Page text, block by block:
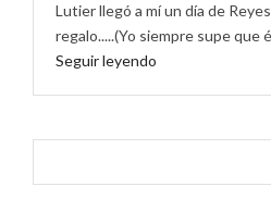
Lutier llegó a mí un día de
regalo.....(Yo siempre supe que
Seguir leyendo